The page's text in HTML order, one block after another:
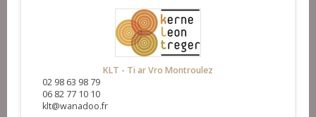
KLT - Ti ar Vro Montroulez
02 98 63 98 79
06 82 77 10 10
klt@wanadoo.fr